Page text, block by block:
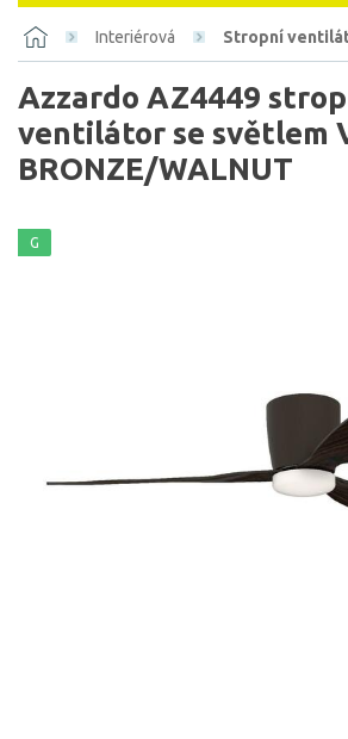
Interiérová Stropní
Azzardo AZ4449
ventilátor se světlem
BRONZE/WALNUT
G